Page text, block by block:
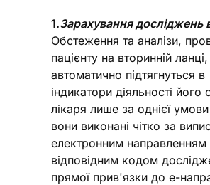
1.Зарахування досліджень
Обстеження та аналізи,
пацієнту на вторинній ланці,
автоматично підтягнуться в
індикатори діяльності його
лікаря лише за однієї
вони виконані чітко за
електронним направленням
відповідним кодом
прямої прив'язки до е-